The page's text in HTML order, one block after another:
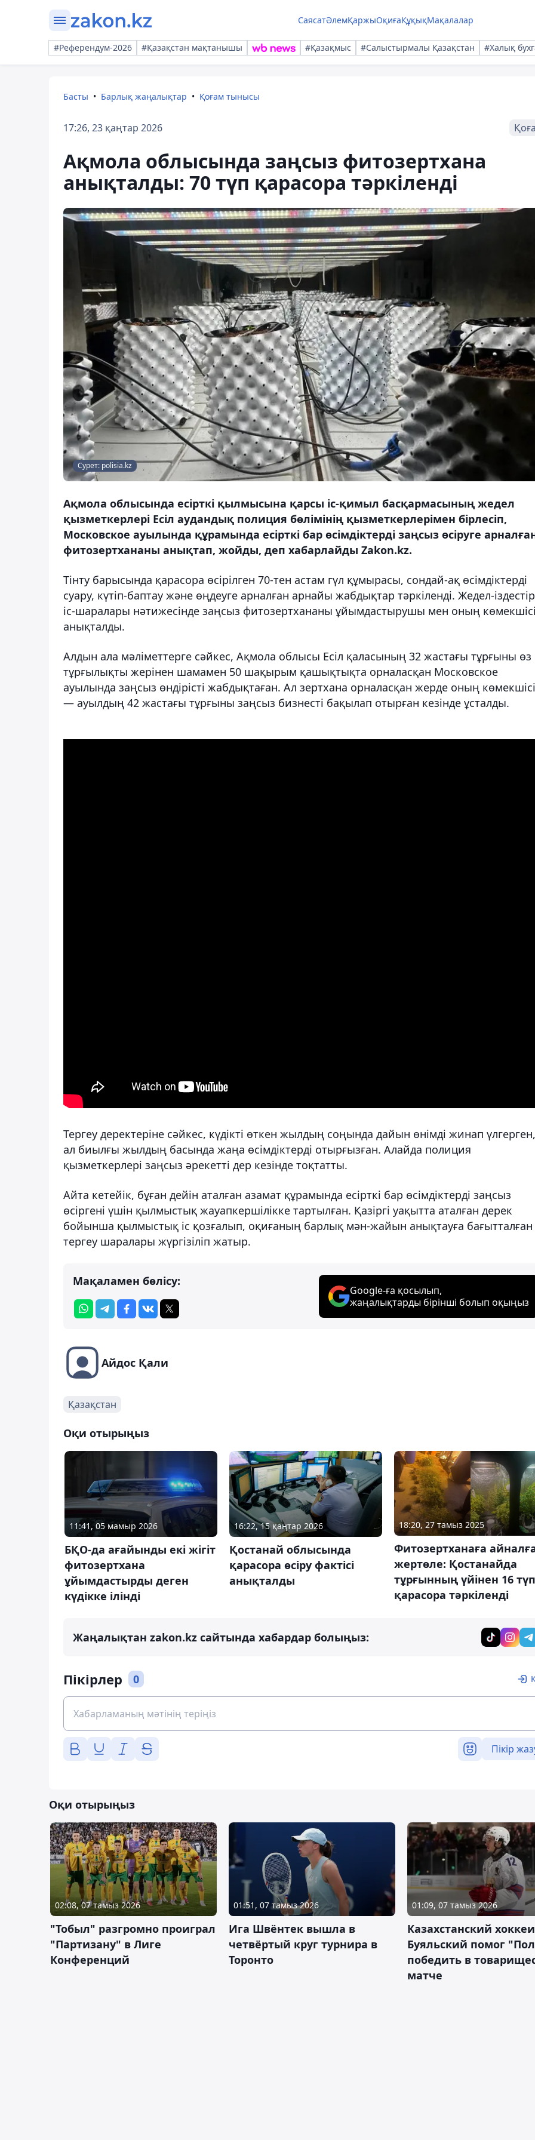
СаясатӘлемҚаржыОқиғаҚұқықМақалалар
#Референдум-2026 #Қазақстан мақтанышы #Қазақмыс #Салыстырмалы Қазақстан #Халық
Басты Барлық жаңалықтар Қоғам тынысы
17:26, 23 қаңтар 2026
Ақмола облысында заңсыз фитозертхана
анықталды: 70 түп қарасора тәркіленді
Сурет: polisia.kz
Ақмола облысында есірткі қылмысына қарсы іс-қимыл басқармасының жедел
қызметкерлері Есіл аудандық полиция бөлімінің қызметкерлерімен бірлесіп,
Московское ауылында құрамында есірткі бар өсімдіктерді заңсыз өсіруге
фитозертхананы анықтап, жойды, деп хабарлайды Zakon.kz.
Тінту барысында қарасора өсірілген 70-тен астам гүл құмырасы, сондай-ақ өсімдіктерді
суару, күтіп-баптау және өңдеуге арналған арнайы жабдықтар тәркіленді. Жедел-
іс-шаралары нәтижесінде заңсыз фитозертхананы ұйымдастырушы мен оның
анықталды.
Алдын ала мәліметтерге сәйкес, Ақмола облысы Есіл қаласының 32 жастағы тұрғыны өз
тұрғылықты жерінен шамамен 50 шақырым қашықтықта орналасқан Московское
ауылында заңсыз өндірісті жабдықтаған. Ал зертхана орналасқан жерде оның көмекшісі
— ауылдың 42 жастағы тұрғыны заңсыз бизнесті бақылап отырған кезінде ұсталды.
Тергеу деректеріне сәйкес, күдікті өткен жылдың соңында дайын өнімді жинап үлгерген,
ал биылғы жылдың басында жаңа өсімдіктерді отырғызған. Алайда полиция
қызметкерлері заңсыз әрекетті дер кезінде тоқтатты.
Айта кетейік, бұған дейін аталған азамат құрамында есірткі бар өсімдіктерді заңсыз
өсіргені үшін қылмыстық жауапкершілікке тартылған. Қазіргі уақытта аталған дерек
бойынша қылмыстық іс қозғалып, оқиғаның барлық мән-жайын анықтауға бағытталған
тергеу шаралары жүргізіліп жатыр.
Мақаламен бөлісу:
Google-ға қосылып,
жаңалықтарды бірінші болып оқыңыз
Айдос Қали
Қазақстан
Оқи отырыңыз
11:41, 05 мамыр 2026
БҚО-да ағайынды екі жігіт
фитозертхана
ұйымдастырды деген
күдікке ілінді
16:22, 15 қаңтар 2026
Қостанай облысында
қарасора өсіру фактісі
анықталды
18:20, 27 тамыз 2025
Фитозертханаға
жертөле: Қостанайда
тұрғынның үйінен 16 түп
қарасора тәркіленді
Жаңалықтан zakon.kz сайтында хабардар болыңыз:
Пікірлер 0
Пікір
Оқи отырыңыз
02:08, 07 тамыз 2026
"Тобыл" разгромно проиграл
"Партизану" в Лиге
Конференций
01:51, 07 тамыз 2026
Ига Швёнтек вышла в
четвёртый круг турнира в
Торонто
01:09, 07 тамыз 2026
Казахстанский
Буяльский помог
победить в
матче